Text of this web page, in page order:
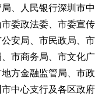
、人民银行深圳市
委政法委、市委宣
安局、市民政局、
市商务局、市文化广
方金融监管局、市
中心支行及各区政